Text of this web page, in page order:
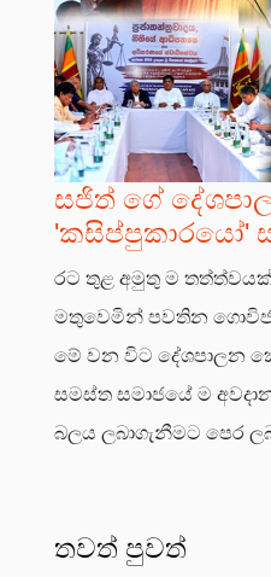
සජිත් ගේ
'කසිප්පුකාරයෝ'
රට තුළ අමුතු ම
මතුවෙමින් පවතින
මේ වන විට දේශපාලන
සමස්ත සමාජයේ ම
බලය ලබාගැනීමට පෙර
තවත් පුවත්